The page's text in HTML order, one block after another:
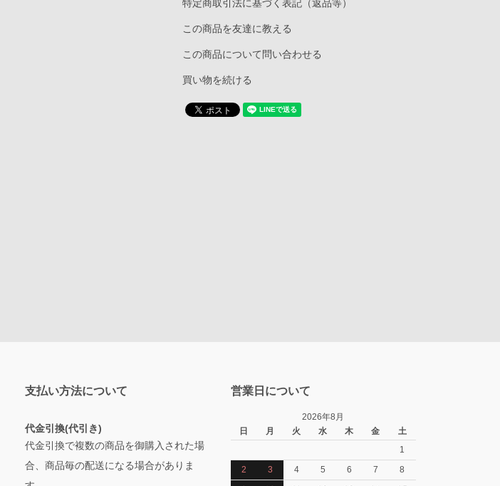
特定商取引法に基づく表記（返品等）
この商品を友達に教える
この商品について問い合わせる
買い物を続ける
支払い方法について
代金引換(代引き)
代金引換で複数の商品を御購入された場
合、商品毎の配送になる場合がありま
営業日について
2026年8月
日
月 火 水 木 金
土
1
2
3 4 5 6 7
8